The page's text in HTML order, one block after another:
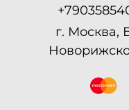
г. Москва,